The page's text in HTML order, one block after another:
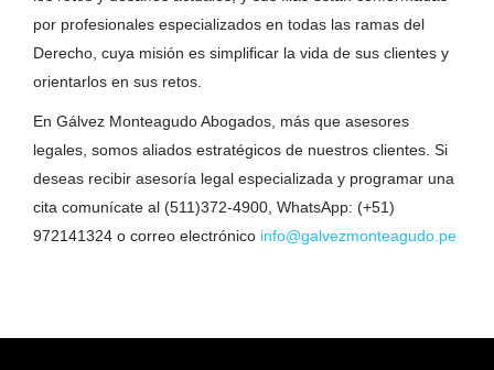
por profesionales especializados en todas las ramas del
Derecho, cuya misión es simplificar la vida de sus clientes y
orientarlos en sus retos.
En Gálvez Monteagudo Abogados, más que asesores
legales, somos aliados estratégicos de nuestros clientes. Si
deseas recibir asesoría legal especializada y programar una
cita comunícate al (511)372-4900, WhatsApp: (+51)
972141324 o correo electrónico info@galvezmonteagudo.pe